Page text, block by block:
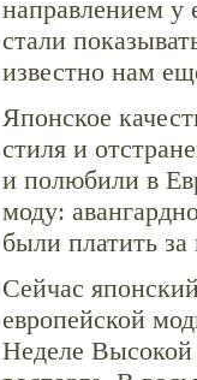
направлением у
стали
известно нам
Японское
стиля и
и полюбили в
моду:
были платить
Сейчас
европейской
Неделе